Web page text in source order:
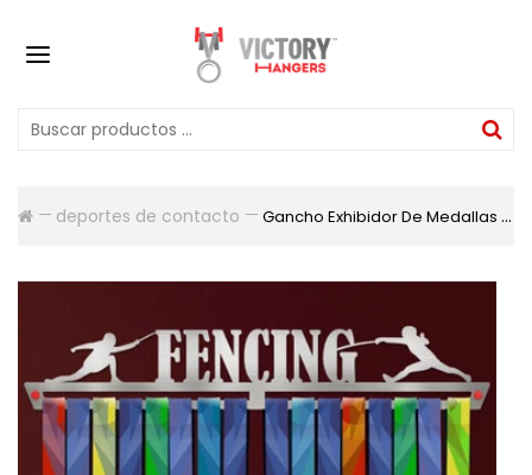
deportes de contacto Gancho Exhibidor De Medallas Fencing